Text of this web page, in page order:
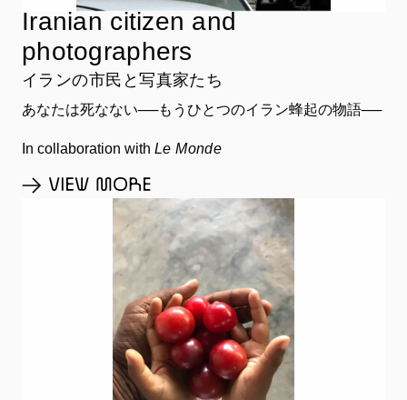
Iranian citizen and
photographers
イランの市民と写真家たち
あなたは死なない──もうひとつのイラン蜂起の物語──
In collaboration with Le Monde